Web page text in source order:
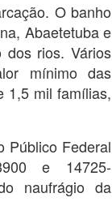
O banho
Abaetetuba e
dos rios. Vários
mínimo das
1,5 mil famílias,
Público Federal
e 14725-
naufrágio da